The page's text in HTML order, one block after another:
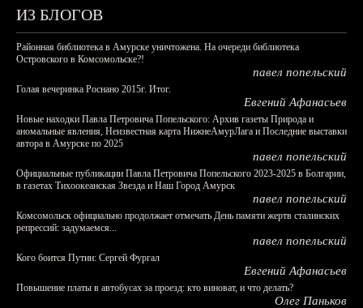
ИЗ БЛОГОВ
Районная библиотека в Амурске уничтожена. На очереди библиотека
Островского в Комсомольске?!
павел попельский
Голая вечеринка Роснано 2015г. Итог.
Евгений Афанасьев
Новые находки Павла Петровича Попельского: Архив газеты Природа и
аномальные явления, Неизвестная карта НижнеАмурЛага и Последние выставки
автора в Амурске по 2025
павел попельский
Официальные публикации Павла Петровича Попельского 2023-2025 в Болгарии,
в газетах Тихоокеанская Звезда и Наш Город Амурск
павел попельский
Комсомольск официально продолжает отмечать День памяти жертв сталинских
репрессий: задумаемся...
павел попельский
Кого боится Путин: Сергей Фургал
Евгений Афанасьев
Повышение платы в автобусах за проезд: кто виноват, и что делать?
Олег Паньков